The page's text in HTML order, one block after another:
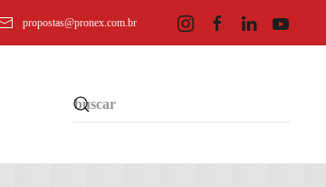
propostas@pronex.com.br